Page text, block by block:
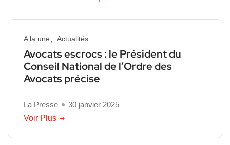
A la une Actualités
Avocats escrocs : le Président du
Conseil National de l’Ordre des
Avocats précise
La Presse
30 janvier 2025
Voir Plus